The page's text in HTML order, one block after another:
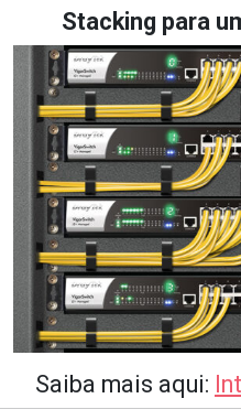
Stacking para
Saiba mais aqui: